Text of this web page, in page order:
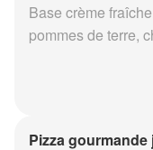
Base crème
pommes de terre,
Pizza